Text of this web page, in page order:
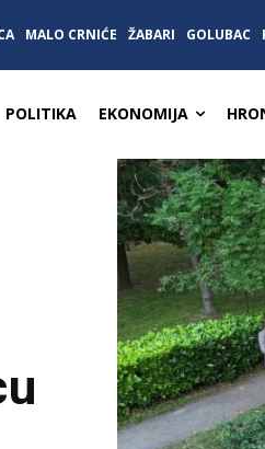
MALO CRNIĆE ŽABARI GOLUBAC
POLITIKA EKONOMIJA